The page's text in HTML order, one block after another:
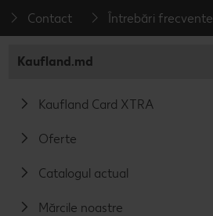
Contact Întrebări frecvente
Kaufland.md
Kaufland Card XTRA
Oferte
Catalogul actual
Mărcile noastre